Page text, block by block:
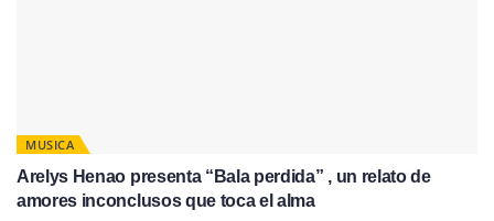
MUSICA
Arelys Henao presenta “Bala perdida” , un relato de
amores inconclusos que toca el alma